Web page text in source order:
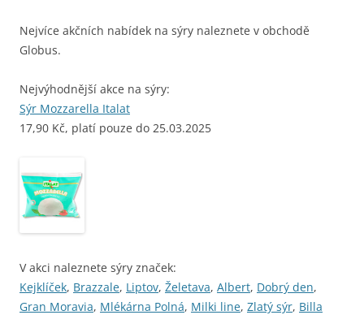
Nejvíce akčních nabídek na sýry naleznete v obchodě
Globus.
Nejvýhodnější akce na sýry:
Sýr Mozzarella Italat
17,90 Kč, platí pouze do 25.03.2025
V akci naleznete sýry značek:
Kejklíček, Brazzale, Liptov, Želetava, Albert, Dobrý den,
Gran Moravia, Mlékárna Polná, Milki line, Zlatý sýr, Billa